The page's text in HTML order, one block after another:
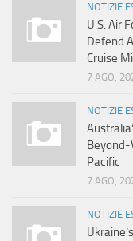
NOTIZIE
U.S. Air
Defend
Cruise
7 AGO,
NOTIZIE
Pacific
7 AGO,
NOTIZIE